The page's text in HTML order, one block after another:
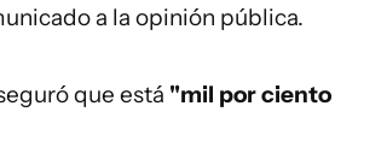
a la opinión pública.
que está "mil por ciento